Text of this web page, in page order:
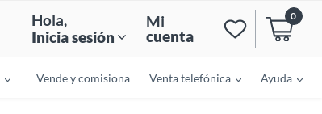
Hola,
Inicia sesión
Mi
cuenta
0
Vende y comisiona Venta telefónica Ayuda